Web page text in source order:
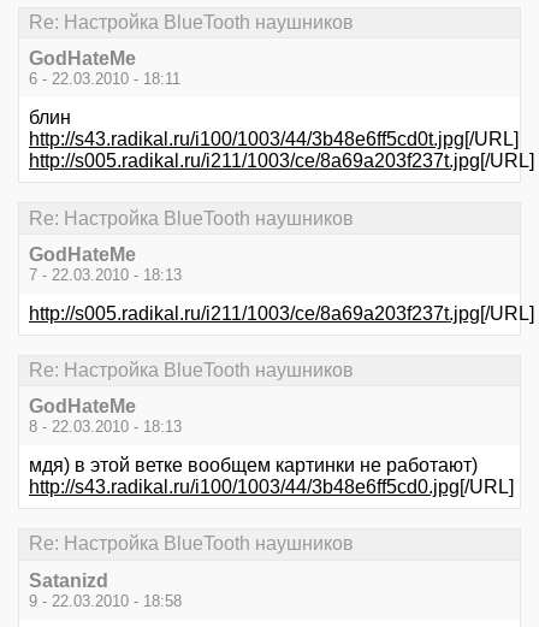
Re: Настройка BlueTooth наушников
GodHateMe
6 - 22.03.2010 - 18:11
блин
http://s43.radikal.ru/i100/1003/44/3b48e6ff5cd0t.jpg[/URL]
http://s005.radikal.ru/i211/1003/ce/8a69a203f237t.jpg[/URL]
Re: Настройка BlueTooth наушников
GodHateMe
7 - 22.03.2010 - 18:13
http://s005.radikal.ru/i211/1003/ce/8a69a203f237t.jpg[/URL]
Re: Настройка BlueTooth наушников
GodHateMe
8 - 22.03.2010 - 18:13
мдя) в этой ветке вообщем картинки не работают)
http://s43.radikal.ru/i100/1003/44/3b48e6ff5cd0.jpg[/URL]
Re: Настройка BlueTooth наушников
Satanizd
9 - 22.03.2010 - 18:58